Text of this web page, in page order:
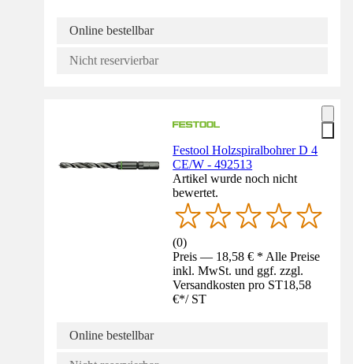
Online bestellbar
Nicht reservierbar
Festool Holzspiralbohrer D 4
CE/W - 492513
Artikel wurde noch nicht
bewertet.
(0)
Preis — 18,58 € * Alle Preise
inkl. MwSt. und ggf. zzgl.
Versandkosten pro ST18,58
€*/ ST
Online bestellbar